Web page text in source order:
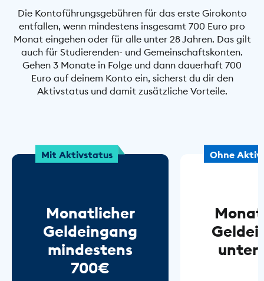
Die Kontoführungsgebühren für das erste Girokonto
entfallen, wenn mindestens insgesamt 700 Euro pro
Monat eingehen oder für alle unter 28 Jahren. Das gilt
auch für Studierenden- und Gemeinschaftskonten.
Gehen 3 Monate in Folge und dann dauerhaft 700
Euro auf deinem Konto ein, sicherst du dir den
Aktivstatus und damit zusätzliche Vorteile.
Mit Aktivstatus
Monatlicher
Geldeingang
mindestens
700€
Ohne
unter